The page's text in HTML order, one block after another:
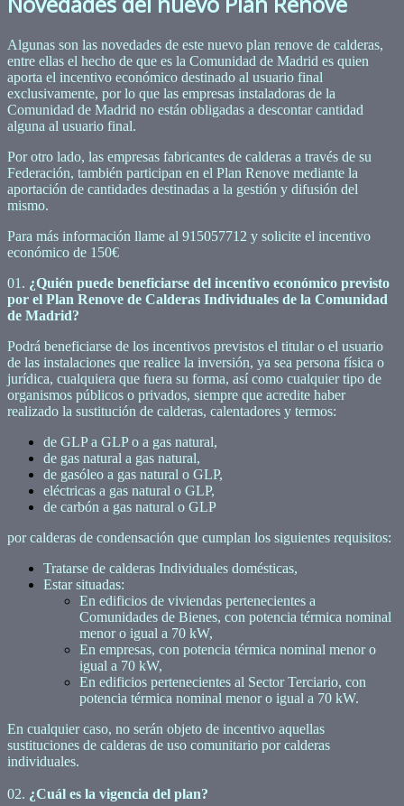
Algunas son las novedades de este nuevo plan renove de calderas,
entre ellas el hecho de que es la Comunidad de Madrid es quien
aporta el incentivo económico destinado al usuario final
exclusivamente, por lo que las empresas instaladoras de la
Comunidad de Madrid no están obligadas a descontar cantidad
alguna al usuario final.
Por otro lado, las empresas fabricantes de calderas a través de su
Federación, también participan en el Plan Renove mediante la
aportación de cantidades destinadas a la gestión y difusión del
mismo.
Para más información llame al 915057712 y solicite el incentivo
económico de 150€
01. ¿Quién puede beneficiarse del incentivo económico previsto
por el Plan Renove de Calderas Individuales de la Comunidad
de Madrid?
Podrá beneficiarse de los incentivos previstos el titular o el usuario
de las instalaciones que realice la inversión, ya sea persona física o
jurídica, cualquiera que fuera su forma, así como cualquier tipo de
organismos públicos o privados, siempre que acredite haber
realizado la sustitución de calderas, calentadores y termos:
de GLP a GLP o a gas natural,
de gas natural a gas natural,
de gasóleo a gas natural o GLP,
eléctricas a gas natural o GLP,
de carbón a gas natural o GLP
por calderas de condensación que cumplan los siguientes requisitos:
Tratarse de calderas Individuales domésticas,
Estar situadas:
En edificios de viviendas pertenecientes a
Comunidades de Bienes, con potencia térmica nominal
menor o igual a 70 kW,
En empresas, con potencia térmica nominal menor o
igual a 70 kW,
En edificios pertenecientes al Sector Terciario, con
potencia térmica nominal menor o igual a 70 kW.
En cualquier caso, no serán objeto de incentivo aquellas
sustituciones de calderas de uso comunitario por calderas
individuales.
02. ¿Cuál es la vigencia del plan?